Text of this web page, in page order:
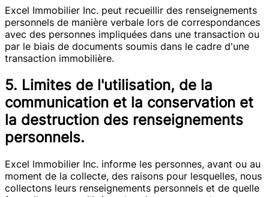
Excel Immobilier Inc. peut recueillir des renseignements
personnels de manière verbale lors de correspondances
avec des personnes impliquées dans une transaction ou
par le biais de documents soumis dans le cadre d'une
transaction immobilière.
5. Limites de l'utilisation, de la
communication et la conservation et
la destruction des renseignements
personnels.
Excel lmmobilier Inc. informe les personnes, avant ou au
moment de la collecte, des raisons pour lesquelles, nous
collectons leurs renseignements personnels et de quelle